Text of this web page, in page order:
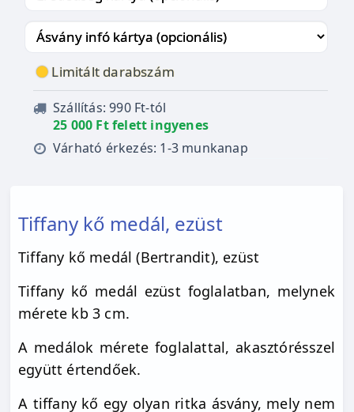
Limitált darabszám
Szállítás: 990 Ft-tól
25 000 Ft felett ingyenes
Várható érkezés: 1-3 munkanap
Tiffany kő medál, ezüst
Tiffany kő medál (Bertrandit), ezüst
Tiffany kő medál ezüst foglalatban, melynek
mérete kb 3 cm.
A medálok mérete foglalattal, akasztórésszel
együtt értendőek.
A tiffany kő egy olyan ritka ásvány, mely nem